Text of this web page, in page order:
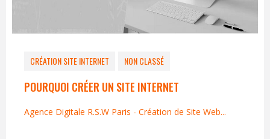
CRÉATION SITE INTERNET NON CLASSÉ
POURQUOI CRÉER UN SITE INTERNET
Agence Digitale R.S.W Paris - Création de Site Web...